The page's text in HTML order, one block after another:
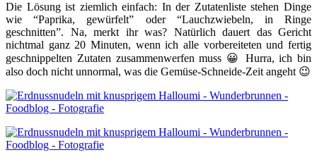
Die Lösung ist ziemlich einfach: In der Zutatenliste stehen Dinge
wie “Paprika, gewürfelt” oder “Lauchzwiebeln, in Ringe
geschnitten”. Na, merkt ihr was? Natürlich dauert das Gericht
nichtmal ganz 20 Minuten, wenn ich alle vorbereiteten und fertig
geschnippelten Zutaten zusammenwerfen muss 😀 Hurra, ich bin
also doch nicht unnormal, was die Gemüse-Schneide-Zeit angeht 😉